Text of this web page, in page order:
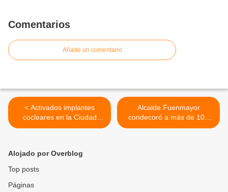
Comentarios
Añade un comentario
< Activados implantes
cocleares en la Ciudad
Hospitalaria “Dr. Enrique
Alcalde Fuenmayor
condecoró a más de 100
abogados durante sesión
Alojado por Overblog
Top posts
Páginas